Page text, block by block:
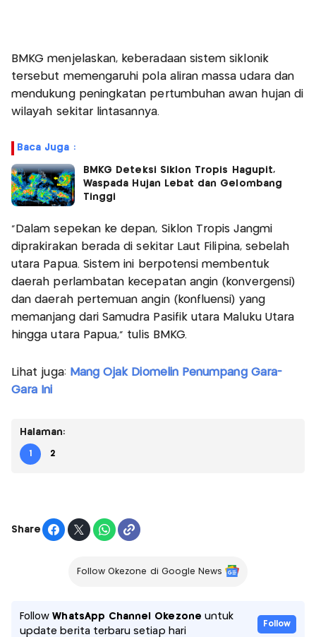
BMKG menjelaskan, keberadaan sistem siklonik
tersebut memengaruhi pola aliran massa udara dan
mendukung peningkatan pertumbuhan awan hujan di
wilayah sekitar lintasannya.
Baca Juga :
BMKG Deteksi Siklon Tropis Hagupit,
Waspada Hujan Lebat dan Gelombang
Tinggi
“Dalam sepekan ke depan, Siklon Tropis Jangmi
diprakirakan berada di sekitar Laut Filipina, sebelah
utara Papua. Sistem ini berpotensi membentuk
daerah perlambatan kecepatan angin (konvergensi)
dan daerah pertemuan angin (konfluensi) yang
memanjang dari Samudra Pasifik utara Maluku Utara
hingga utara Papua,” tulis BMKG.
Lihat juga: Mang Ojak Diomelin Penumpang Gara-
Gara Ini
Halaman:
1 2
Share
Follow Okezone di Google News
FollowWhatsApp Channel Okezone untuk
update berita terbaru setiap hari
Follow